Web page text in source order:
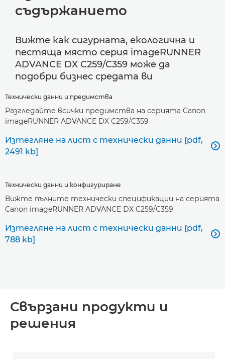
съдържанието
Вижте как сигурната, екологична и
пестяща място серия imageRUNNER
ADVANCE DX C259/C359 може да
подобри бизнес средата ви
Технически данни и предимства
Разгледайте всички предимства на серията Canon
imageRUNNER ADVANCE DX C259/C359
Изтегляне на лист с технически данни [pdf,
2491 kb]

Технически данни и конфигуриране
Вижте пълните технически спецификации на серията
Canon imageRUNNER ADVANCE DX C259/C359
Изтегляне на лист с технически данни [pdf,
788 kb]

Свързани продукти и
решения